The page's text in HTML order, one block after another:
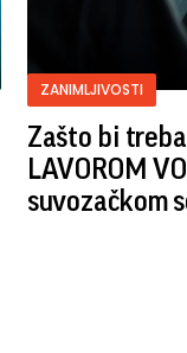
ZANIMLJIVOSTI
Zašto bi
LAVOROM
suvozačkom